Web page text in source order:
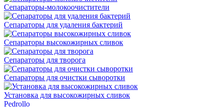
Сепараторы-молокоочистители
Сепараторы для удаления бактерий
Сепараторы высокожирных сливок
Сепараторы для творога
Сепараторы для очистки сыворотки
Установка для высокожирных сливок
Pedrollo